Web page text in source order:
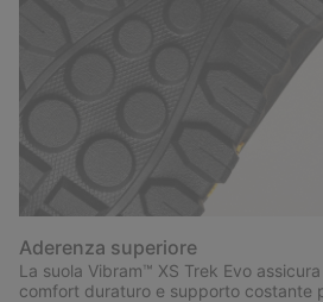
Aderenza superiore
La suola Vibram™ XS Trek Evo
comfort duraturo e supporto costante